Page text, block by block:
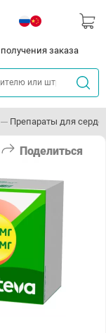
заказа
Препараты для
Поделиться